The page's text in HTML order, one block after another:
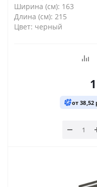
Ширина (см): 163
Длина (см): 215
Цвет: черный
от